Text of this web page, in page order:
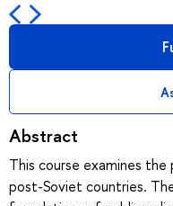
Abstract
This course examines
post-Soviet countries.